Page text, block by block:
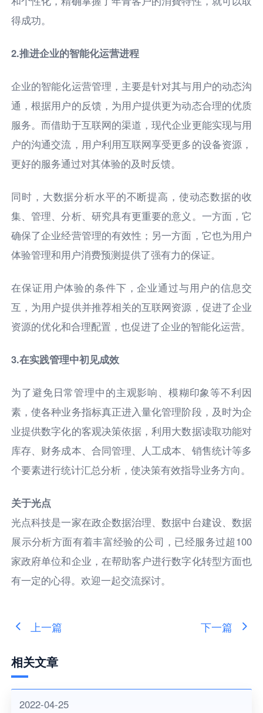
得成功。
2.推进企业的智能化运营进程
企业的智能化运营管理，主要是针对其与用户的动态沟
通，根据用户的反馈，为用户提供更为动态合理的优质
服务。而借助于互联网的渠道，现代企业更能实现与用
户的沟通交流，用户利用互联网享受更多的设备资源，
更好的服务通过对其体验的及时反馈。
同时，大数据分析水平的不断提高，使动态数据的收
集、管理、分析、研究具有更重要的意义。一方面，它
确保了企业经营管理的有效性；另一方面，它也为用户
体验管理和用户消费预测提供了强有力的保证。
在保证用户体验的条件下，企业通过与用户的信息交
互，为用户提供并推荐相关的互联网资源，促进了企业
资源的优化和合理配置，也促进了企业的智能化运营。
3.在实践管理中初见成效
为了避免日常管理中的主观影响、模糊印象等不利因
素，使各种业务指标真正进入量化管理阶段，及时为企
业提供数字化的客观决策依据，利用大数据读取功能对
库存、财务成本、合同管理、人工成本、销售统计等多
个要素进行统计汇总分析，使决策有效指导业务方向。
关于光点
光点科技是一家在政企数据治理、数据中台建设、数据
展示分析方面有着丰富经验的公司，已经服务过超100
家政府单位和企业，在帮助客户进行数字化转型方面也
有一定的心得。欢迎一起交流探讨。
上一篇 下一篇
相关文章
2022-04-25